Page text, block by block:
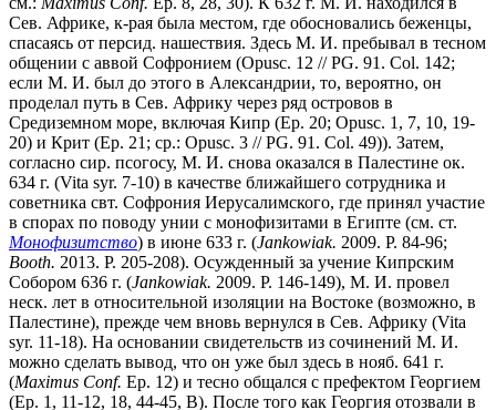
Сев. Африке, к-рая была местом, где обосновались беженцы,
спасаясь от персид. нашествия. Здесь М. И. пребывал в тесном
общении с аввой Софронием (Opusc. 12 // PG. 91. Col. 142;
если М. И. был до этого в Александрии, то, вероятно, он
проделал путь в Сев. Африку через ряд островов в
Средиземном море, включая Кипр (Ep. 20; Opusc. 1, 7, 10, 19-
20) и Крит (Ep. 21; ср.: Opusc. 3 // PG. 91. Col. 49)). Затем,
согласно сир. псогосу, М. И. снова оказался в Палестине ок.
634 г. (Vita syr. 7-10) в качестве ближайшего сотрудника и
советника свт. Софрония Иерусалимского, где принял участие
в спорах по поводу унии с монофизитами в Египте (см. ст.
Монофизитство) в июне 633 г. (Jankowiak. 2009. P. 84-96;
Booth. 2013. P. 205-208). Осужденный за учение Кипрским
Собором 636 г. (Jankowiak. 2009. P. 146-149), М. И. провел
неск. лет в относительной изоляции на Востоке (возможно, в
Палестине), прежде чем вновь вернулся в Сев. Африку (Vita
syr. 11-18). На основании свидетельств из сочинений М. И.
можно сделать вывод, что он уже был здесь в нояб. 641 г.
(Maximus Conf. Ep. 12) и тесно общался с префектом Георгием
(Ep. 1, 11-12, 18, 44-45, B). После того как Георгия отозвали в